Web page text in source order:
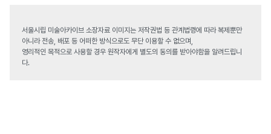
서울시립 미술아카이브 소장자료 이미지는 저작권법 등 관계법령에 따라 복제뿐만
아니라 전송, 배포 등 어떠한 방식으로도 무단 이용할 수 없으며,
영리적인 목적으로 사용할 경우 원작자에게 별도의 동의를 받아야함을 알려드립니
다.